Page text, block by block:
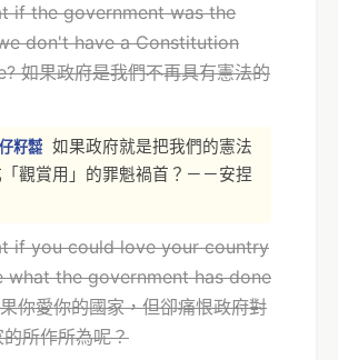
if the government was the
don't have a Constitution
如果政府是我們不再具有憲法的
籽㍿ 如果政府就是把我們的憲法
觀賞用」的罪魁禍首？－－安捏
if you could love your country
what the government has done
你愛你的國家，但卻痛恨政府對
所作所為呢？